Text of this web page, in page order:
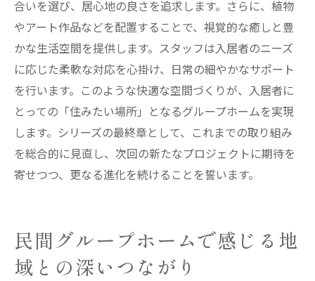
合いを選び、居心地の良さを追求します。さらに、植物
やアート作品などを配置することで、視覚的な癒しと豊
かな生活空間を提供します。スタッフは入居者のニーズ
に応じた柔軟な対応を心掛け、日常の細やかなサポート
を行います。このような快適な空間づくりが、入居者に
とっての「住みたい場所」となるグループホームを実現
します。シリーズの最終章として、これまでの取り組み
を総合的に見直し、次回の新たなプロジェクトに期待を
寄せつつ、更なる進化を続けることを誓います。
民間グループホームで感じる地
域との深いつながり